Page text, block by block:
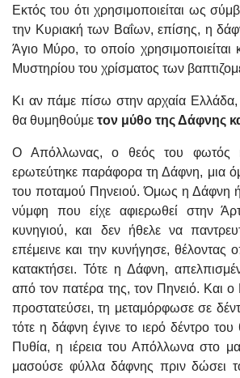
Εκτός του ότι χρησιμοποιείται ως
την Κυριακή των Βαΐων, επίσης, η
Άγιο Μύρο, το οποίο χρησιμοποιείται
Μυστηρίου του χρίσματος των
Κι αν πάμε πίσω στην αρχαία Ελλάδα,
θα θυμηθούμε τον μύθο της Δάφνης
Ο Απόλλωνας, ο θεός του φωτός
ερωτεύτηκε παράφορα τη Δάφνη, μια
του ποταμού Πηνειού. Όμως η Δάφνη
νύμφη που είχε αφιερωθεί στην
κυνηγιού, και δεν ήθελε να
επέμεινε και την κυνήγησε,
κατακτήσει. Τότε η Δάφνη,
από τον πατέρα της, τον Πηνειό. Και ο
προστατεύσει, τη μεταμόρφωσε σε
τότε η δάφνη έγινε το ιερό δέντρο
Πυθία, η ιέρεια του Απόλλωνα στο
μασούσε φύλλα δάφνης πριν δώσει